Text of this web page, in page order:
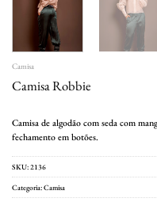
Camisa
Camisa Robbie
Camisa de algodão com seda com
fechamento em botões.
SKU:2136
Categoria:Camisa